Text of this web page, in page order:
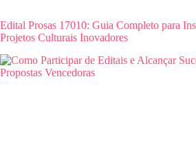
Edital Prosas 17010: Guia Completo para
Projetos Culturais Inovadores